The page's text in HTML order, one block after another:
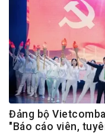
Đảng bộ
"Báo cáo viên,